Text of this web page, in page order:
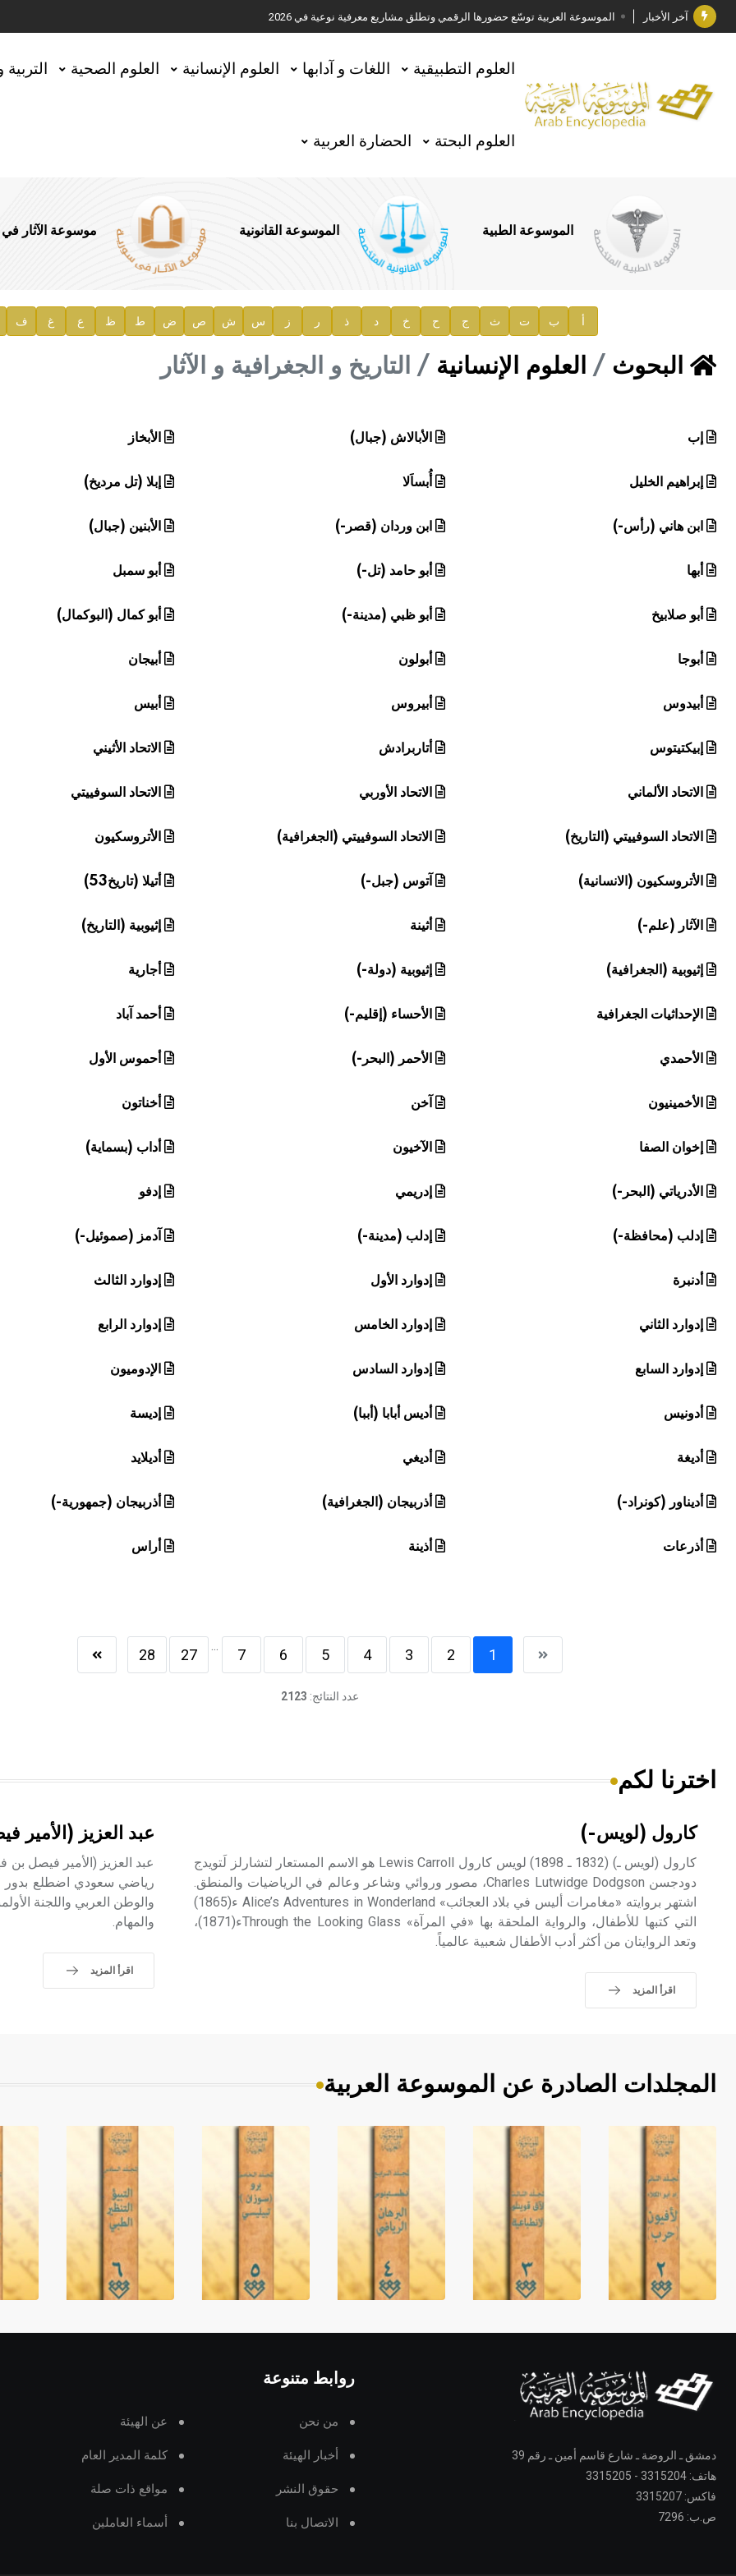
آخر الأخبار الموسوعة العربية توسّع حضورها الرقمي وتطلق مشاريع معرفية نوعية في 2026
جائزة مجمع الملك سلمان العالمي للغة العربية 2025
الأستاذ إياد خالد الطباع مدير عام لهيئة الموسوعة العربية
السيد محمد ياسين صالح وزيرا للثقافة
توصيات مجلس الإدارة
صدور المجلد السابع من موسوعة الآثار في سورية
إعلان..
هيئة الموسوعة العربية تطلق موسوعات جديدة في عام 2026
العلوم التطبيقية اللغات و آدابها العلوم الإنسانية العلوم الصحية
العلوم البحتة الحضارة العربية
الموسوعة الطبية الموسوعة القانونية موسوعة الآثار
أ ب ت ث ج ح خ د ذ ر ز س ش ص ض ط ظ ع غ ف
البحوث العلوم الإنسانية التاريخ و الجغرافية و الآثار
إب الأبالاش (جبال) الأبخاز
إبراهيم الخليل أُبساَلا إبلا (تل مرديخ)
ابن هاني (رأس-) ابن وردان (قصر-) الأبنين (جبال)
أبها أبو حامد (تل-) أبو سمبل
أبو صلابيخ أبو ظبي (مدينة-) أبو كمال (البوكمال)
أبوجا أبولون أبيجان
أبيدوس أبيروس أبيس
إبيكتيتوس أتاربرادش الاتحاد الأثيني
الاتحاد الألماني الاتحاد الأوربي الاتحاد السوفييتي
الاتحاد السوفييتي (التاريخ) الاتحاد السوفييتي (الجغرافية) الأتروسكيون
الأتروسكيون (الانسانية) آتوس (جبل-) أتيلا (تاريخ53)
الآثار (علم-) أثينة إثيوبية (التاريخ)
إثيوبية (الجغرافية) إثيوبية (دولة-) أجارية
الإحداثيات الجغرافية الأحساء (إقليم-) أحمد آباد
الأحمدي الأحمر (البحر-) أحموس الأول
الأخمينيون آخن أخناتون
إخوان الصفا الآخيون أداب (بسماية)
الأدرياتي (البحر-) إدريمي إدفو
إدلب (محافظة-) إدلب (مدينة-) آدمز (صموئيل-)
أدنبرة إدوارد الأول إدوارد الثالث
إدوارد الثاني إدوارد الخامس إدوارد الرابع
إدوارد السابع إدوارد السادس الإدوميون
أدونيس أديس أبابا (أببا) إديسة
أديغة أديغي أديلايد
أديناور (كونراد-) أذربيجان (الجغرافية) أذربيجان (جمهورية-)
أذرعات أذينة أراس
1
2
3
4
5
6
7
...
27
28
عدد النتائج: 2123
اخترنا لكم
كارول (لويس-)
كارول (لويس ـ) (1832 ـ 1898) لويس كارول Lewis Carroll هو الاسم المستعار لتشارلز لَتويدج
دودجسن Charles Lutwidge Dodgson، مصور وروائي وشاعر وعالم في الرياضيات والمنطق.
اشتهر بروايته «مغامرات أليس في بلاد العجائب» Alice’s Adventures in Wonderland ء(1865)
التي كتبها للأطفال، والرواية الملحقة بها «في المرآة» Through the Looking Glassء(1871)،
وتعد الروايتان من أكثر أدب الأطفال شعبية عالمياً.
اقرأ المزيد
عبد العزيز (الأمير
رياضي سعودي اضطلع بدور
والمهام.
اقرأ المزيد
المجلدات الصادرة عن الموسوعة العربية
دمشق ـ الروضة ـ شارع قاسم أمين ـ رقم 39
هاتف: 3315204 - 3315205
فاكس: 3315207
ص.ب: 7296
روابط متنوعة
من نحن عن الهيئة
أخبار الهيئة كلمة المدير العام
حقوق النشر مواقع ذات صلة
الاتصال بنا أسماء العاملين